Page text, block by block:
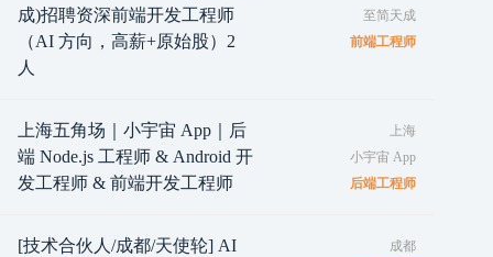
成)招聘资深前端开发工程师
（AI 方向，高薪+原始股）2
人
至简天成
前端工程师
上海五角场｜小宇宙 App｜后
端 Node.js 工程师 & Android 开
发工程师 & 前端开发工程师
上海
小宇宙 App
后端工程师
[技术合伙人/成都/天使轮] AI
成都